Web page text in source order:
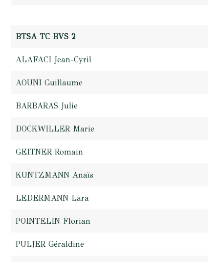
BTSA TC BVS 2
ALAFACI Jean-Cyril
AOUNI Guillaume
BARBARAS Julie
DOCKWILLER Marie
GEITNER Romain
KUNTZMANN Anaïs
LEDERMANN Lara
POINTELIN Florian
PULJER Géraldine